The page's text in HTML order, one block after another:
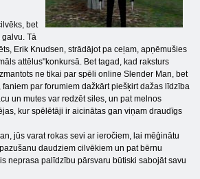
bet
Tā
Erik Knudsen, strādājot pa ceļam, apņēmušies
attēlus"konkursā. Bet tagad, kad raksturs
ne tikai par spēli online Slender Man, bet
par forumiem dažkārt piešķirt dažas līdzība
un mutes var redzēt siles, un pat melnos
kur spēlētāji ir aicinātas gan viņam draudīgs
jūs varat rokas sevi ar ieročiem, lai mēģinātu
daudziem cilvēkiem un pat bērnu
neprasa palīdzību pārsvaru būtiski sabojāt savu